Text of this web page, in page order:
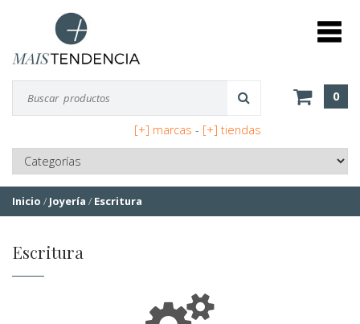
0
[+] marcas - [+] tiendas
Inicio / Joyería / Escritura
Escritura